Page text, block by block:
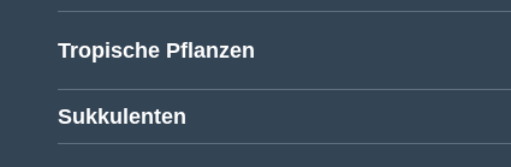
Tropische Pflanzen
Sukkulenten